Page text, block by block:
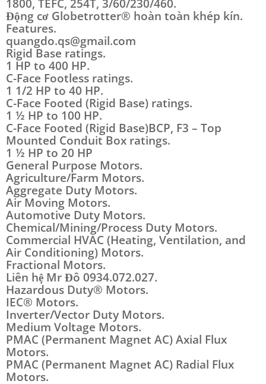
1800, TEFC, 254T, 3/60/230/460.
Động cơ Globetrotter® hoàn toàn khép kín.
Features.
quangdo.qs@gmail.com
Rigid Base ratings.
1 HP to 400 HP.
C-Face Footless ratings.
1 1/2 HP to 40 HP.
C-Face Footed (Rigid Base) ratings.
1 ½ HP to 100 HP.
C-Face Footed (Rigid Base)BCP, F3 – Top
Mounted Conduit Box ratings.
1 ½ HP to 20 HP
General Purpose Motors.
Agriculture/Farm Motors.
Aggregate Duty Motors.
Air Moving Motors.
Automotive Duty Motors.
Chemical/Mining/Process Duty Motors.
Commercial HVAC (Heating, Ventilation, and
Air Conditioning) Motors.
Fractional Motors.
Liên hệ Mr Đô 0934.072.027.
Hazardous Duty® Motors.
IEC® Motors.
Inverter/Vector Duty Motors.
Medium Voltage Motors.
PMAC (Permanent Magnet AC) Axial Flux
Motors.
PMAC (Permanent Magnet AC) Radial Flux
Motors.